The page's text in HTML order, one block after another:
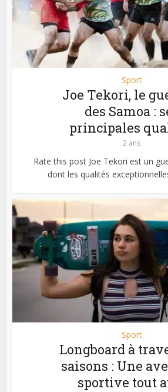
Sport
Joe Tekori, le
des Samoa :
principales
2 ans
Rate this post Joe Tekori est un
dont les qualités
Sport
Longboard à
saisons : Une
sportive tout